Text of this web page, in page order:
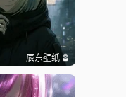
辰东壁纸